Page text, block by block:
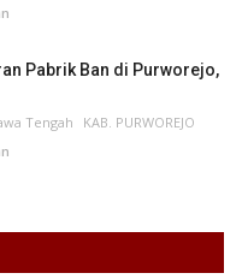
Pabrik Ban di Purworejo,
Tengah
KAB. PURWOREJO